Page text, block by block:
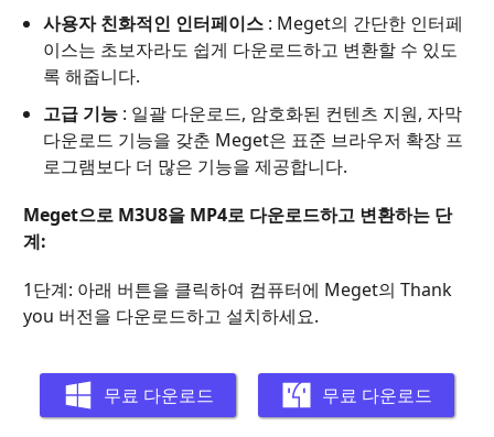
사용자 친화적인 인터페이스 : Meget의 간단한 인터페
이스는 초보자라도 쉽게 다운로드하고 변환할 수 있도
록 해줍니다.
고급 기능 : 일괄 다운로드, 암호화된 컨텐츠 지원, 자막
다운로드 기능을 갖춘 Meget은 표준 브라우저 확장 프
로그램보다 더 많은 기능을 제공합니다.
Meget으로 M3U8을 MP4로 다운로드하고 변환하는 단
계:
1단계: 아래 버튼을 클릭하여 컴퓨터에 Meget의 Thank
you 버전을 다운로드하고 설치하세요.
무료 다운로드 무료 다운로드